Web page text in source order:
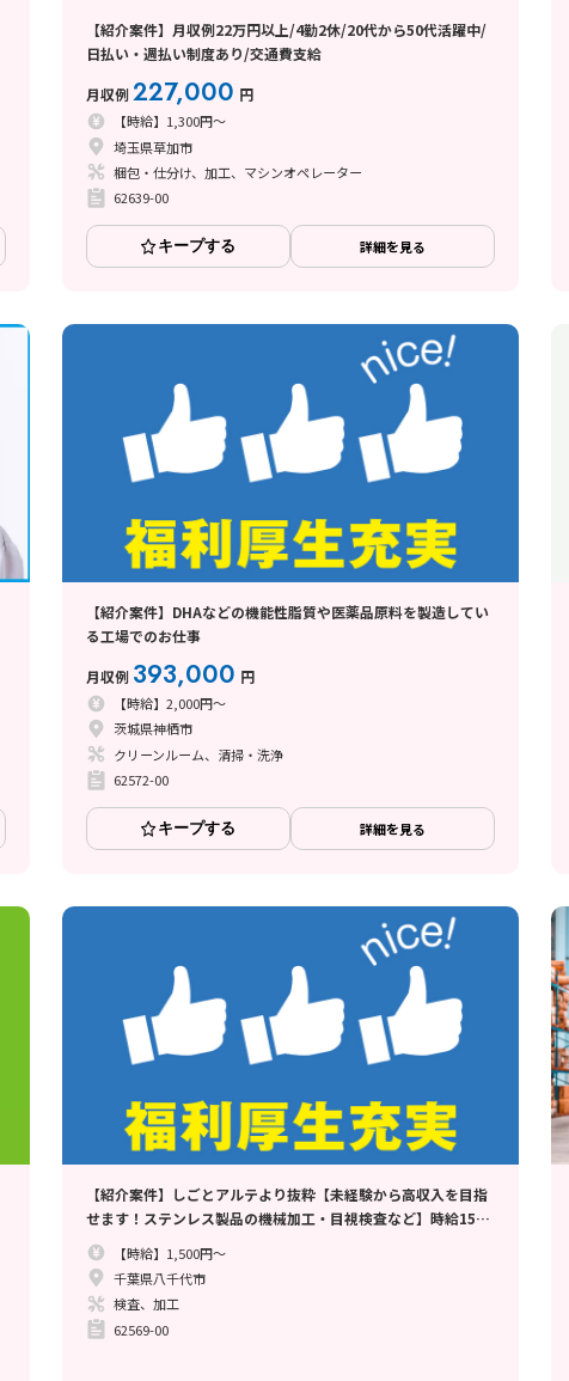
【紹介案件】月収例22万円以上/4勤2休/20代から50代活躍中/
日払い・週払い制度あり/交通費支給
月収例227,000 円
【時給】1,300円～
埼玉県草加市
梱包・仕分け、加工、マシンオペレーター
62639-00
キープする 詳細を見る
【紹介案件】DHAなどの機能性脂質や医薬品原料を製造してい
る工場でのお仕事
月収例 393,000 円
【時給】2,000円～
茨城県神栖市
クリーンルーム、清掃・洗浄
62572-00
キープする 詳細を見る
【紹介案件】しごとアルテより抜粋【未経験から高収入を目指
せます！ステンレス製品の機械加工・目視検査など】時給1500
円//寮完備/土日休み/月収例33.7万円でしっかり稼げる♪
【時給】1,500円～
千葉県八千代市
検査、加工
62569-00